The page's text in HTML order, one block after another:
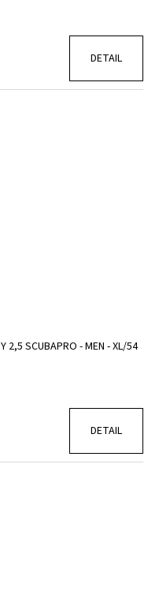
DETAIL
SCUBAPRO - MEN - XL/54
DETAIL